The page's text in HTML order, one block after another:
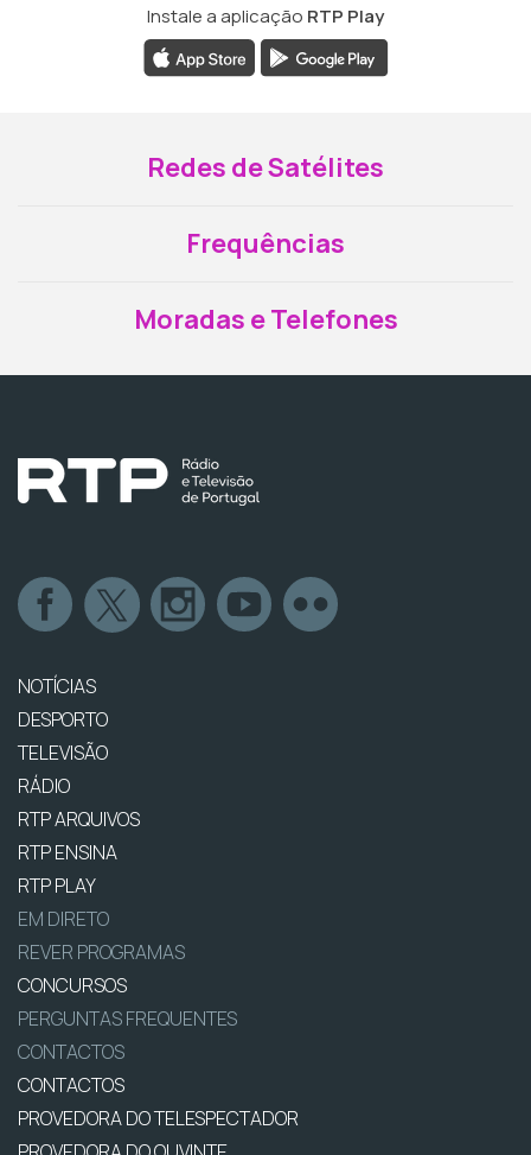
Instale a aplicação RTP Play
Redes de Satélites
Frequências
Moradas e Telefones
NOTÍCIAS
DESPORTO
TELEVISÃO
RÁDIO
RTP ARQUIVOS
RTP ENSINA
RTP PLAY
EM DIRETO
REVER PROGRAMAS
CONCURSOS
PERGUNTAS FREQUENTES
CONTACTOS
CONTACTOS
PROVEDORA DO TELESPECTADOR